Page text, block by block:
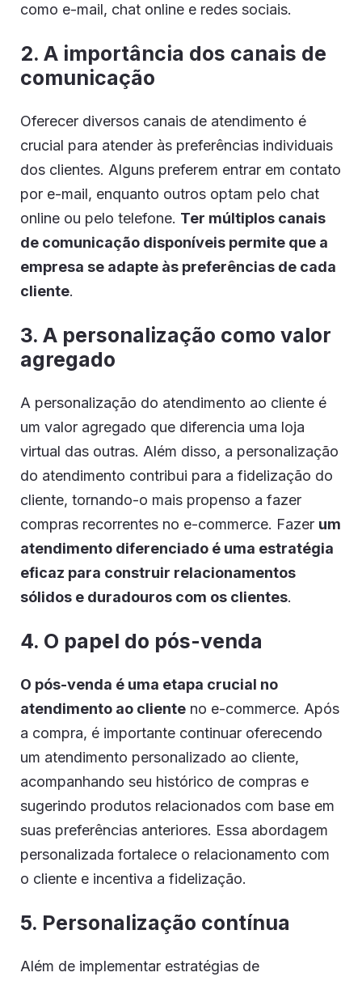
como e-mail, chat online e redes sociais.
2. A importância dos canais de
comunicação
Oferecer diversos canais de atendimento é
crucial para atender às preferências individuais
dos clientes. Alguns preferem entrar em contato
por e-mail, enquanto outros optam pelo chat
online ou pelo telefone. Ter múltiplos canais
de comunicação disponíveis permite que a
empresa se adapte às preferências de cada
cliente.
3. A personalização como valor
agregado
A personalização do atendimento ao cliente é
um valor agregado que diferencia uma loja
virtual das outras. Além disso, a personalização
do atendimento contribui para a fidelização do
cliente, tornando-o mais propenso a fazer
compras recorrentes no e-commerce. Fazer um
atendimento diferenciado é uma estratégia
eficaz para construir relacionamentos
sólidos e duradouros com os clientes.
4. O papel do pós-venda
O pós-venda é uma etapa crucial no
atendimento ao cliente no e-commerce. Após
a compra, é importante continuar oferecendo
um atendimento personalizado ao cliente,
acompanhando seu histórico de compras e
sugerindo produtos relacionados com base em
suas preferências anteriores. Essa abordagem
personalizada fortalece o relacionamento com
o cliente e incentiva a fidelização.
5. Personalização contínua
Além de implementar estratégias de